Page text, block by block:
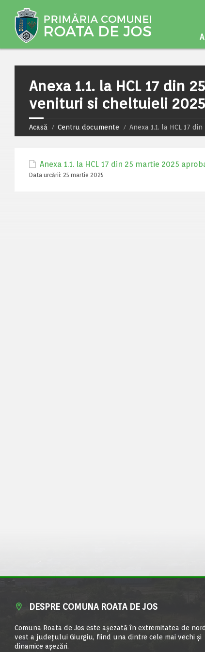
Anexa 1.1. la HCL 17 din
venituri si cheltuieli 2025
Acasă Centru documente Anexa 1.1. la HCL 17
Anexa 1.1. la HCL 17 din 25 martie 2025
Data urcării: 25 martie 2025
DESPRE COMUNA ROATA DE JOS
Comuna Roata de Jos este aşezată în extremitatea de
vest a judeţului Giurgiu, fiind una dintre cele mai vechi şi
dinamice aşezări.